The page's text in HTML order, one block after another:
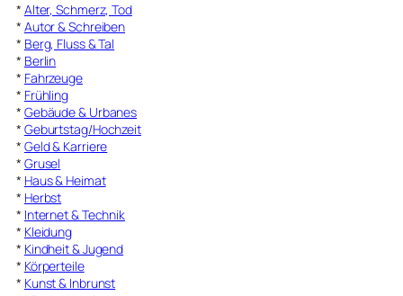
* Alter, Schmerz, Tod
* Autor & Schreiben
* Berg, Fluss & Tal
* Berlin
* Fahrzeuge
* Frühling
* Gebäude & Urbanes
* Geburtstag/Hochzeit
* Geld & Karriere
* Grusel
* Haus & Heimat
* Herbst
* Internet & Technik
* Kleidung
* Kindheit & Jugend
* Körperteile
* Kunst & Inbrunst